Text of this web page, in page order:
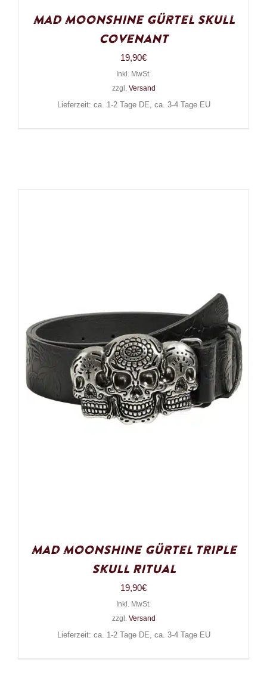
Mad Moonshine Gürtel Skull
Covenant
19,90€
Inkl. MwSt.
zzgl. Versand
Lieferzeit: ca. 1-2 Tage DE, ca. 3-4 Tage EU
Mad Moonshine Gürtel Triple
Skull Ritual
19,90€
Inkl. MwSt.
zzgl. Versand
Lieferzeit: ca. 1-2 Tage DE, ca. 3-4 Tage EU